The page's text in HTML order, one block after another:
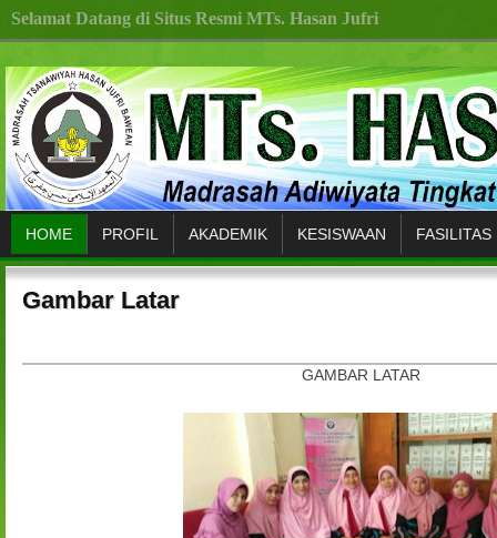
Selamat Datang di Situs Resmi MTs. Hasan Jufri
HOME PROFIL AKADEMIK KESISWAAN FASILITAS
Gambar Latar
GAMBAR LATAR